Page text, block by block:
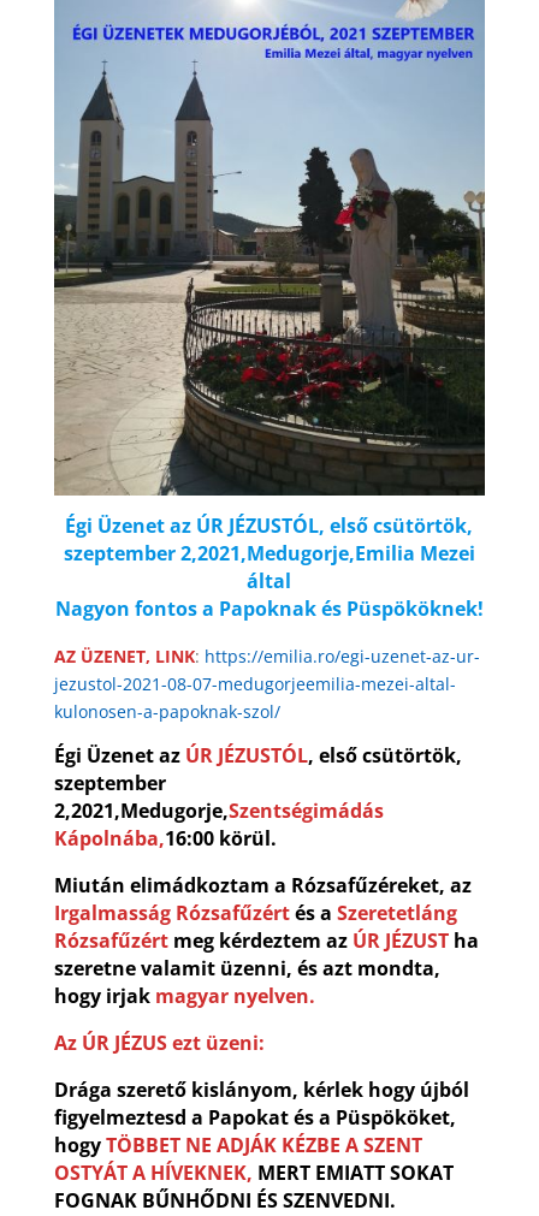
Égi Üzenet az ÚR JÉZUSTÓL, első csütörtök,
szeptember 2,2021,Medugorje,Emilia Mezei
által
Nagyon fontos a Papoknak és Püspököknek!
AZ ÜZENET, LINK: https://emilia.ro/egi-uzenet-az-ur-
jezustol-2021-08-07-medugorjeemilia-mezei-altal-
kulonosen-a-papoknak-szol/
Égi Üzenet az ÚR JÉZUSTÓL, első csütörtök,
szeptember
2,2021,Medugorje,Szentségimádás
Kápolnába,16:00 körül.
Miután elimádkoztam a Rózsafűzéreket, az
Irgalmasság Rózsafűzértés a Szeretetláng
Rózsafűzért meg kérdeztem azÚR JÉZUST ha
szeretne valamit üzenni, és azt mondta,
hogy irjak magyar nyelven.
Az ÚR JÉZUS ezt üzeni:
Drága szerető kislányom, kérlek hogy újból
figyelmeztesd a Papokat és a Püspököket,
hogyTÖBBET NE ADJÁK KÉZBE A SZENT
OSTYÁT A HÍVEKNEK, MERT EMIATT SOKAT
FOGNAK BŰNHŐDNI ÉS SZENVEDNI.